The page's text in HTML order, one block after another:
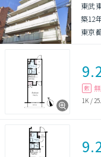
東武
築12
東京
敷
1K /